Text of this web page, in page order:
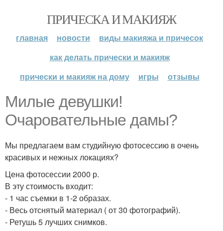
ПРИЧЕСКА И МАКИЯЖ
главная новости
виды макияжа и причесок
как делать прически и макияж
прически и макияж на дому
игры отзывы
Милые девушки!
Очаровательные дамы?
Мы предлагаем вам студийную фотосессию в очень
красивых и нежных локациях?
Цена фотосессии 2000 р.
В эту стоимость входит:
- 1 час съемки в 1-2 образах.
- Весь отснятый материал ( от 30 фотографий).
- Ретушь 5 лучших снимков.